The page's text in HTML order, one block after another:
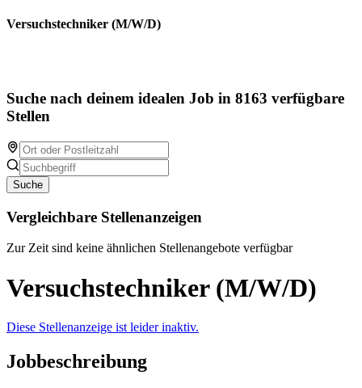
Versuchstechniker (M/W/D)
Suche nach deinem idealen Job in 8163 verfügbare
Stellen
Suche
Vergleichbare Stellenanzeigen
Zur Zeit sind keine ähnlichen Stellenangebote verfügbar
Versuchstechniker (M/W/D)
Diese Stellenanzeige ist leider inaktiv.
Jobbeschreibung